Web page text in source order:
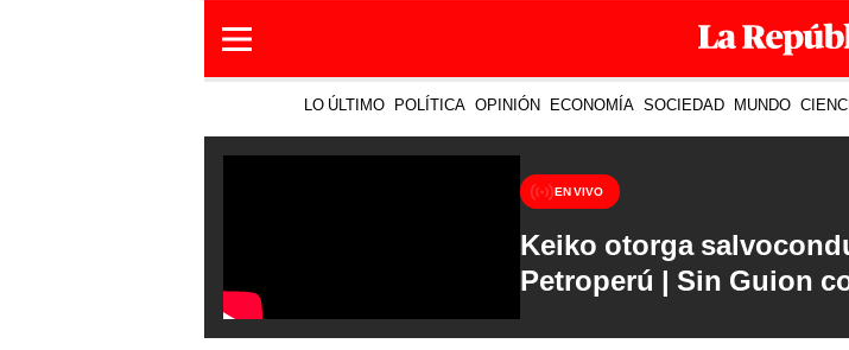
LO ÚLTIMO POLÍTICA OPINIÓN ECONOMÍA SOCIEDAD MUNDO
EN VIVO
Keiko otorga
Petroperú | Sin Guion